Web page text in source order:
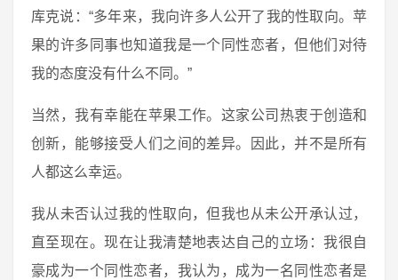
库克说：“多年来，我向许多人公开了我的性取向。苹
果的许多同事也知道我是一个同性恋者，但他们对待
我的态度没有什么不同。”
当然，我有幸能在苹果工作。这家公司热衷于创造和
创新，能够接受人们之间的差异。因此，并不是所有
人都这么幸运。
我从未否认过我的性取向，但我也从未公开承认过，
直至现在。现在让我清楚地表达自己的立场：我很自
豪成为一个同性恋者，我认为，成为一名同性恋者是